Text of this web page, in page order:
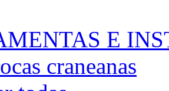
E
craneanas